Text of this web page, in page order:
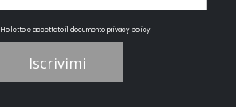
Ho letto e accettato il documentoprivacy policy
Iscrivimi